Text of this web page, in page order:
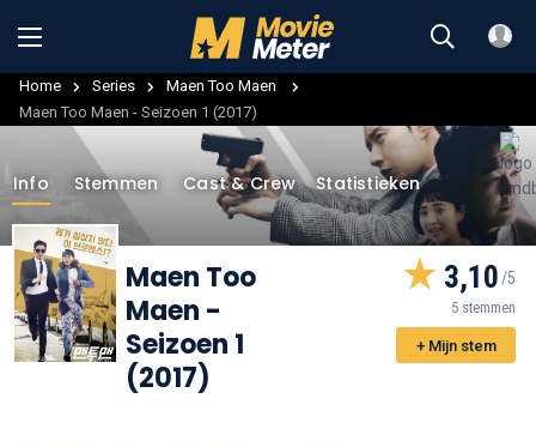
Home Series
Maen Too Maen
Maen Too Maen - Seizoen 1 (2017)
Info Stemmen Cast & Crew Statistieken
Maen Too
Maen -
Seizoen 1
(2017)
3,10
5 stemmen
+ Mijn stem